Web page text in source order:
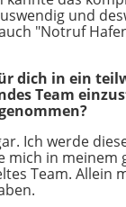
und
"Notruf
dich in ein
Team
Ich werde
mich in
Team. Allein